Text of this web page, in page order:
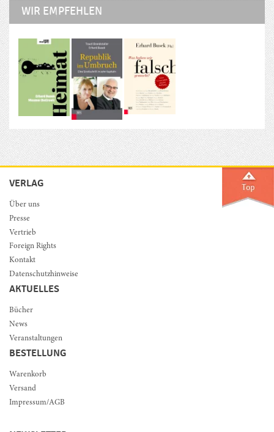
WIR EMPFEHLEN
VERLAG
Über uns
Presse
Vertrieb
Foreign Rights
Kontakt
Datenschutzhinweise
AKTUELLES
Bücher
News
Veranstaltungen
BESTELLUNG
Warenkorb
Versand
Impressum/AGB